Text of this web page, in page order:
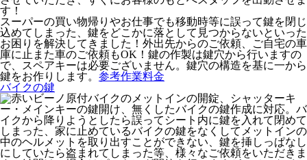
す！
スーパーの買い物帰りやお仕事でも移動時等に誤って鍵を閉じ
込めてしまった、鍵をどこかに落として見つからないといった
お困りを解決してきました！外出先からのご依頼、ご自宅の車
庫に止また車のご依頼もOK！鍵の作製は鍵穴から行いますの
で、スペアキーは必要ございません。鍵穴の構造を基に一から
鍵をお作りします。 参考作業料金
バイクの鍵
原付バイクのメットインの開錠、シャッターキ
ー・メインキーの鍵開け、無くしたバイクの鍵作成に対応。バ
イクから降りようとしたら誤ってシート内に鍵を入れて閉めて
しまった、家に止めているバイクの鍵をなくしてメットインの
中のヘルメットを取り出すことができない、鍵を挿しっぱなし
にしていたら盗まれてしまった等、様々なご依頼をいただきま